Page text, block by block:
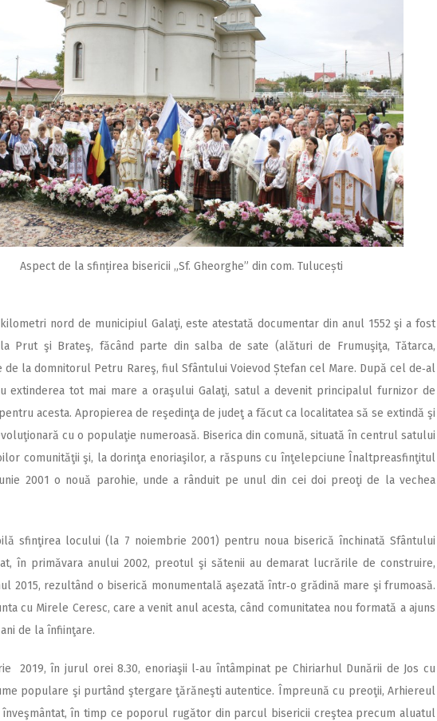
Aspect de la sfințirea bisericii „Sf. Gheorghe” din com. Tulucești
nord de municipiul Galaţi, este atestată documentar din anul 1552 şi a fost
Prut şi Brateş, făcând parte din salba de sate (alături de Frumuşiţa, Tătarca,
la domnitorul Petru Rareş, fiul Sfântului Voievod Ștefan cel Mare. După cel de‑al
extinderea tot mai mare a oraşului Galaţi, satul a devenit principalul furnizor de
acesta. Apropierea de reşedinţa de judeţ a făcut ca localitatea să se extindă şi
cu o populaţie numeroasă. Biserica din comună, situată în centrul satului
comunităţii şi, la dorinţa enoriaşilor, a răspuns cu înţelepciune Înaltpreasfinţitul
2001 o nouă parohie, unde a rânduit pe unul din cei doi preoţi de la vechea
sfinţirea locului (la 7 noiembrie 2001) pentru noua biserică închinată Sfântului
în primăvara anului 2002, preotul şi sătenii au demarat lucrările de construire,
2015, rezultând o biserică monumentală aşezată într‑o grădină mare şi frumoasă.
cu Mirele Ceresc, care a venit anul acesta, când comunitatea nou formată a ajuns
de la înfiinţare.
2019, în jurul orei 8.30, enoriaşii l‑au întâmpinat pe Chiriarhul Dunării de Jos cu
populare şi purtând ştergare ţărăneşti autentice. Împreună cu preoţii, Arhiereul
înveşmântat, în timp ce poporul rugător din parcul bisericii creştea precum aluatul